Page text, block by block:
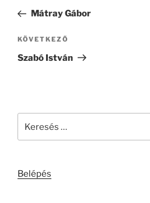
bejegyzés
Mátray Gábor
Következő
bejegyzés
KÖVETKEZŐ
Szabó István
Belépés